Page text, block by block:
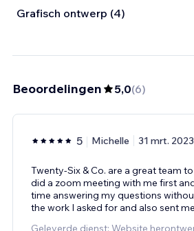
Grafisch ontwerp (4)
Beoordelingen 5,0(6)
5 Michelle 31 mrt. 2023
Twenty-Six & Co. are a great team
did a zoom meeting with me first
time answering my questions
the work I asked for and also sent
Geleverde dienst: Website